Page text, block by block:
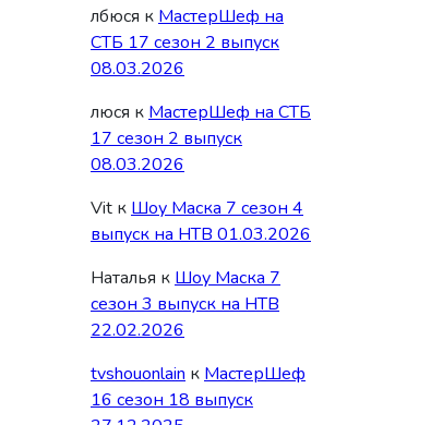
лбюся к МастерШеф на
СТБ 17 сезон 2 выпуск
08.03.2026
люся к МастерШеф на СТБ
17 сезон 2 выпуск
08.03.2026
Vit к Шоу Маска 7 сезон 4
выпуск на НТВ 01.03.2026
Наталья к Шоу Маска 7
сезон 3 выпуск на НТВ
22.02.2026
tvshouonlain к МастерШеф
16 сезон 18 выпуск